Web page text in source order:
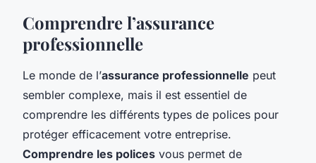
Comprendre l’assurance
professionnelle
Le monde de l’assurance professionnelle peut
sembler complexe, mais il est essentiel de
comprendre les différents types de polices pour
protéger efficacement votre entreprise.
Comprendre les polices vous permet de